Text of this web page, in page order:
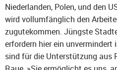
Niederlanden, Polen, und den
wird vollumfänglich den
zugutekommen. Jüngste
erfordern hier ein unvermindert
sind für die Unterstützung aus